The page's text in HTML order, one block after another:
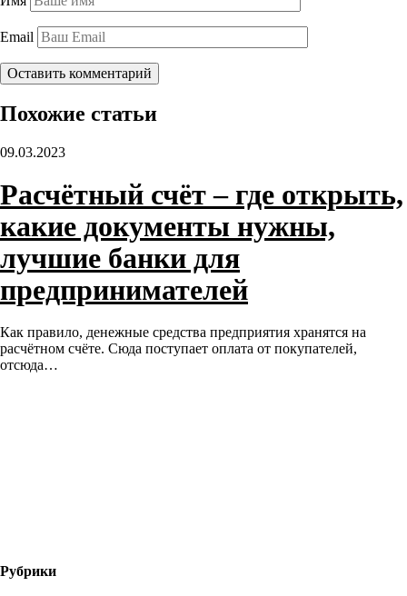
Email
Похожие статьи
09.03.2023
Расчётный счёт – где открыть,
какие документы нужны,
лучшие банки для
предпринимателей
Как правило, денежные средства предприятия хранятся на
расчётном счёте. Сюда поступает оплата от покупателей,
отсюда…
Рубрики